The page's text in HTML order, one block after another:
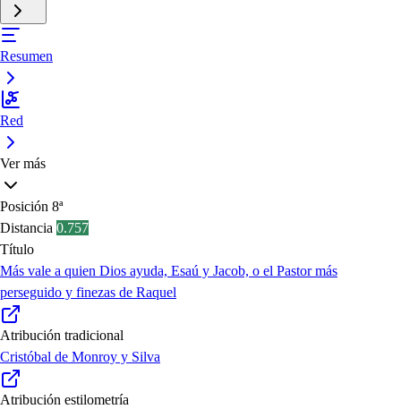
Resumen
Red
Ver más
Posición 8ª
Distancia 0.757
Título
Más vale a quien Dios ayuda, Esaú y Jacob, o el Pastor más
perseguido y finezas de Raquel
Atribución tradicional
Cristóbal de Monroy y Silva
Atribución estilometría